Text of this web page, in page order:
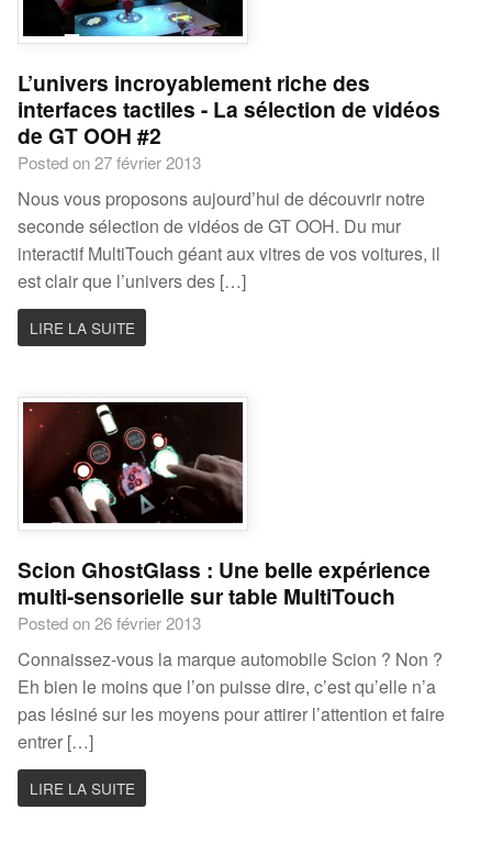
L’univers incroyablement riche des
interfaces tactiles - La sélection de vidéos
de GT OOH #2
Posted on 27 février 2013
Nous vous proposons aujourd’hui de découvrir notre
seconde sélection de vidéos de GT OOH. Du mur
interactif MultiTouch géant aux vitres de vos voitures, il
est clair que l’univers des […]
LIRE LA SUITE
Scion GhostGlass : Une belle expérience
multi-sensorielle sur table MultiTouch
Posted on 26 février 2013
Connaissez-vous la marque automobile Scion ? Non ?
Eh bien le moins que l’on puisse dire, c’est qu’elle n’a
pas lésiné sur les moyens pour attirer l’attention et faire
entrer […]
LIRE LA SUITE